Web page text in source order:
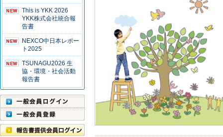
This is YKK 2026
YKK株式会社統合報
告書
NEXCO中日本レポー
ト2025
TSUNAGU2026 生
協・環境・社会活動
報告書